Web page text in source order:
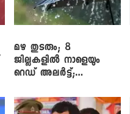
മഴ തുടരും; 8
ജില്ലകളിൽ നാളെയും
റെഡ് അലർട്ട്;
അലർട്ട്